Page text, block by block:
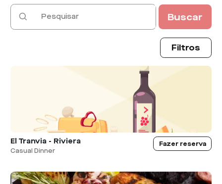
Buscar
Filtros
El Tranvia - Riviera
Casual Dinner
Fazer reserva